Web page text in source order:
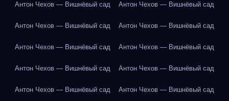
Антон Чехов — Вишнёвый сад Антон Чехов — Вишнёвый сад
Антон Чехов — Вишнёвый сад Антон Чехов — Вишнёвый сад
Антон Чехов — Вишнёвый сад Антон Чехов — Вишнёвый сад
Антон Чехов — Вишнёвый сад Антон Чехов — Вишнёвый сад
Антон Чехов — Вишнёвый сад Антон Чехов — Вишнёвый сад